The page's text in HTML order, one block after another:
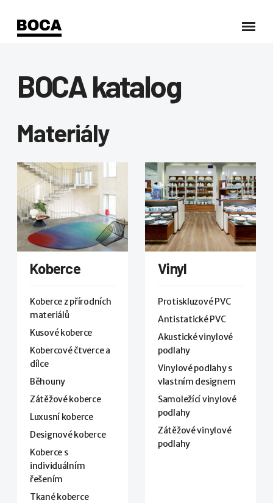
BOCA katalog
Materiály
Koberce
Koberce z přírodních
materiálů
Kusové koberce
Kobercové čtverce a
dílce
Běhouny
Zátěžové koberce
Luxusní koberce
Designové koberce
Koberce s
individuálním
řešením
Tkané koberce
Vinyl
Protiskluzové PVC
Antistatické PVC
Akustické vinylové
podlahy
Vinylové podlahy s
vlastním designem
Samoležící vinylové
podlahy
Zátěžové vinylové
podlahy